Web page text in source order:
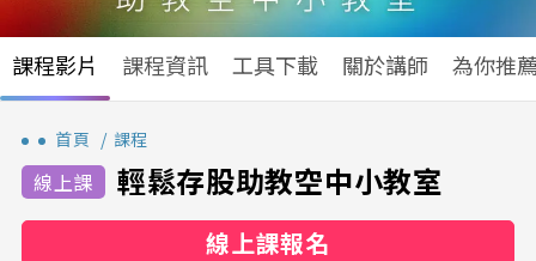
課程影片 課程資訊 工具下載 關於講師 為你推
首頁 課程
輕鬆存股助教空中小教室
線上課報名